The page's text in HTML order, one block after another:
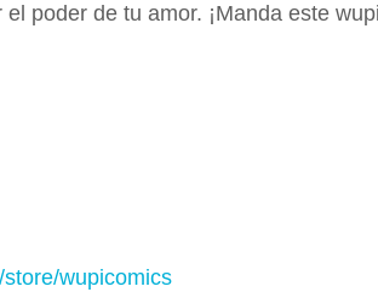
poder de tu amor. ¡Manda este
wupicomics